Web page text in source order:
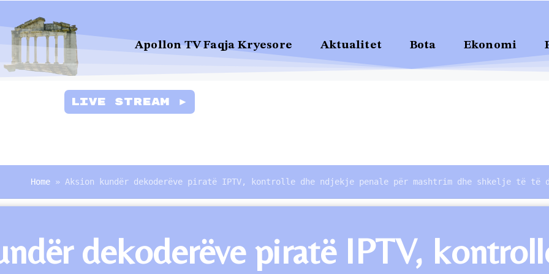
Apollon TV Faqja Kryesore Aktualitet Bota Ekonomi
Live Stream ►
Home » Aksion kundër dekoderëve piratë IPTV, kontrolle dhe ndjekje penale për mashtrim dhe shkelje të
dekoderëve piratë IPTV,